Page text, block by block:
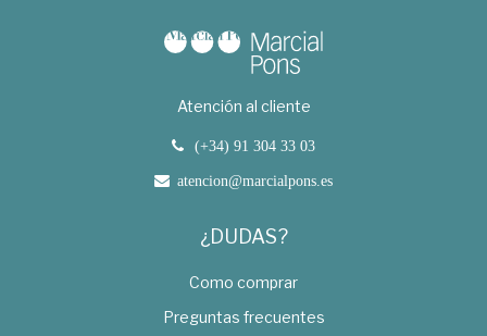
Atención al cliente
(+34) 91 304 33 03
atencion@marcialpons.es
¿DUDAS?
Como comprar
Preguntas frecuentes